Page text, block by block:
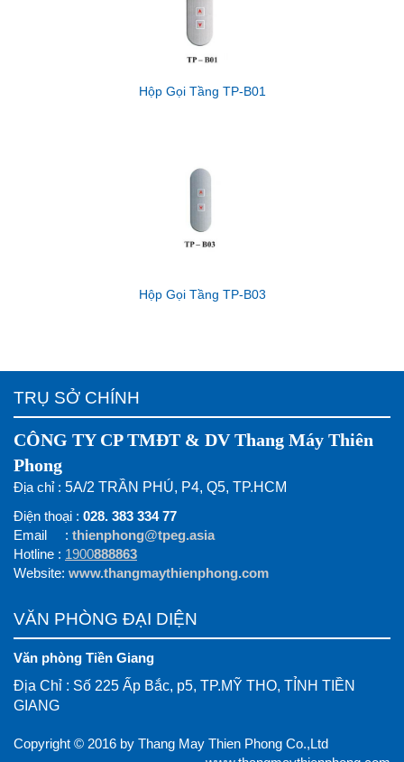
Hộp Gọi Tầng TP-B01
Hộp Gọi Tầng TP-B03
TRỤ SỞ CHÍNH
CÔNG TY CP TMĐT & DV Thang Máy Thiên
Phong
Địa chỉ : 5A/2 TRẦN PHÚ, P4, Q5, TP.HCM
Điện thoại : 028. 383 334 77
Email : thienphong@tpeg.asia
Hotline : 1900888863
Website: www.thangmaythienphong.com
VĂN PHÒNG ĐẠI DIỆN
Văn phòng Tiền Giang
Địa Chỉ : Số 225 Ấp Bắc, p5, TP.MỸ THO, TỈNH TIỀN
GIANG
Copyright © 2016 by Thang May Thien Phong Co.,Ltd